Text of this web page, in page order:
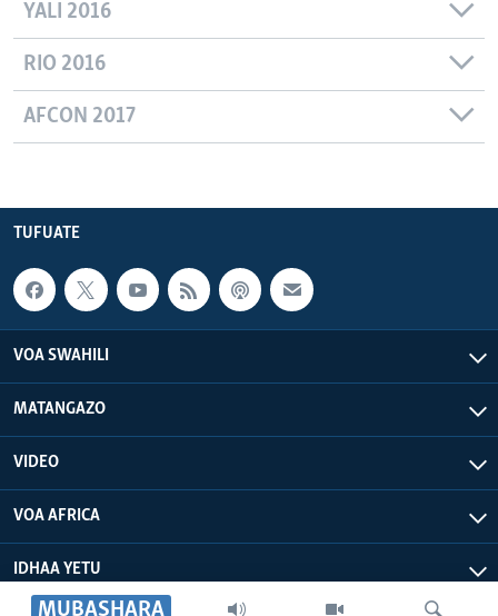
MUBASHARA
YALI 2016
RIO 2016
AFCON 2017
TUFUATE
VOA SWAHILI
MATANGAZO
VIDEO
VOA AFRICA
IDHAA YETU